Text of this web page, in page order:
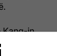
Kang-in